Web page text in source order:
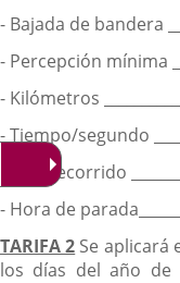
- Bajada de bandera
- Percepción mínima
- Kilómetros
- Tiempo/segundo
- Km. Recorrido
- Hora de
TARIFA 2 Se
los días del año de